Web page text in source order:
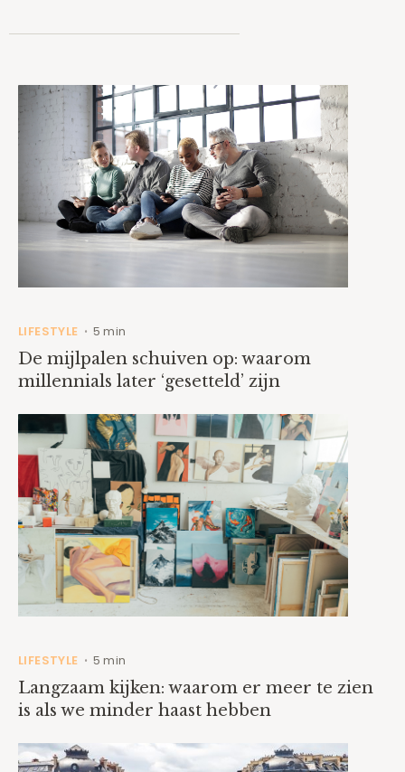
LIFESTYLE • 5 min
De mijlpalen schuiven op: waarom
millennials later ‘gesetteld’ zijn
LIFESTYLE • 5 min
Langzaam kijken: waarom er meer te zien
is als we minder haast hebben